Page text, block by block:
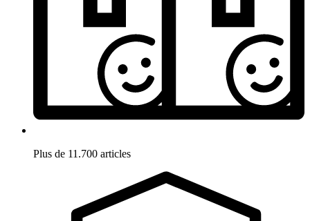
Plus de 11.700 articles